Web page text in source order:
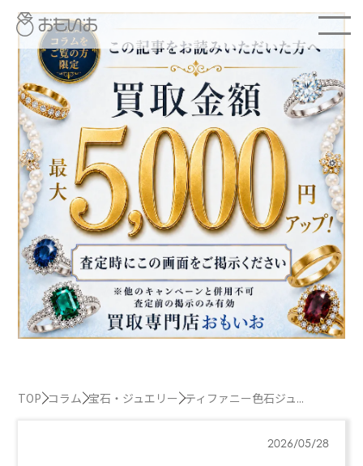
TOP コラム 宝石・ジュエリー ティファニー色石ジュ...
2026/05/28